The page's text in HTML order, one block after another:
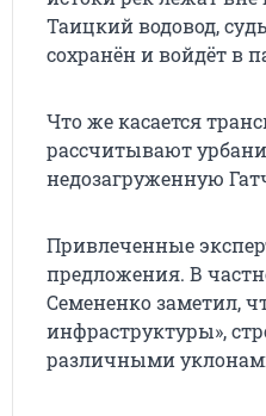
Таицкий водовод,
сохранён и войдёт в
Что же касается
рассчитывают
недозагруженную
Привлеченные
предложения. В
Семененко заметил,
инфраструктуры»,
различными